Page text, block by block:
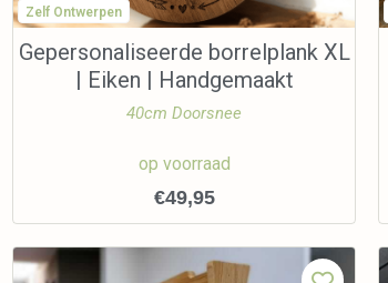
Zelf Ontwerpen
Gepersonaliseerde borrelplank XL
| Eiken | Handgemaakt
40cm Doorsnee
op voorraad
€49,95